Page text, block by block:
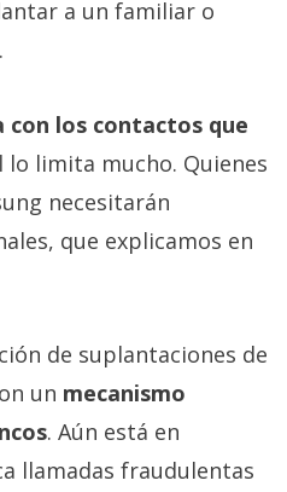
a un familiar o
con los contactos que
lo limita mucho. Quienes
necesitarán
que explicamos en
de suplantaciones de
un mecanismo
. Aún está en
llamadas fraudulentas